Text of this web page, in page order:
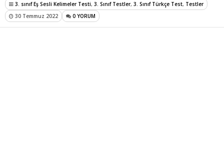
3. sınıf Eş Sesli Kelimeler Testi, 3. Sınıf Testler, 3. Sınıf Türkçe Test, Testler
30 Temmuz 2022
0 YORUM